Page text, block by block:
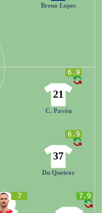
Breno Lopes
7 7.9
6.9
37
Du Queiroz
6.9
21
C. Pavón